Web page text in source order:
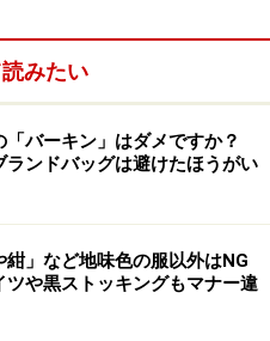
、1年中靴下を履かない習
普段、履いていても夏の間
いきましょう。それと同時
も履く練習をすると当日
けますよ。
ので、当日までに家で着
みたい
バーキン」はダメですか？
ランドバッグは避けたほうがい
紺」など地味色の服以外はNG
ツや黒ストッキングもマナー違